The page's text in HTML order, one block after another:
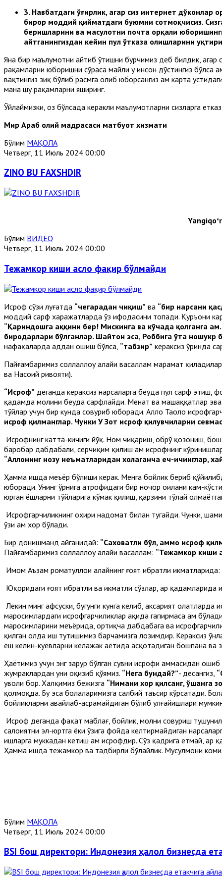
3. Навбатдаги ўғирлик, агар сиз интернет дўконлар
бирор моддий қийматдаги буюмни сотмоқчисиз.
беришларини ва маҳсулотни почта орқали
айтганингиздан кейин пул ўтказа олишларини
Яна бир маълумотни айтиб ўтишни бурчимиз деб билдик, агар
рақамларни юборишни сўраса майли у инсон дўстингиз бўлса
вақтингиз зиқ бўлиб расмга олиб юборсангиз ҳам карта
мана шу рақамларни яширинг.
Ўйлаймизки, оз бўлсада керакли маълумотларни сизларга
Мир Араб олий мадрасаси матбуот хизмати
Бўлим МАҚОЛА
Четверг, 11 Июль 2024 00:00
ZINO BU FAXSHDIR
Бўлим ВИДЕО
Четверг, 11 Июль 2024 00:00
Тежамкор киши асло фақир бўлмайди
Исроф сўзи луғатда “чегарадан чиқиш” ва “бир нарсани
моддий сарф харажатларда ўз ифодасини топади. Қуръони
“Қариндошга ҳаққини бер! Мискинга ва кўчада қолганга
биродарлари бўлганлар. Шайтон эса, Роббига ўта ношукр
нафақаларда ҳаддан ошиш бўлса, “табзир” кераксиз ўринда
Пайғамбаримиз соллаллоҳу алайҳи васаллам марҳамат
ва Насоий ривояти).
“Исроф” деганда кераксиз нарсаларга беҳуда пул сарф
қадамда молини беҳуда сарфлайди. Меҳнат ва машаққатлар
тўйлар учун бир кунда совуриб юборади. Аллоҳ Таоло
исроф қилманглар. Чунки У Зот исроф қилувчиларни
Исрофнинг катта-кичиги йўқ. Ном чиқариш, обрў қозониш,
баробар дабдабали, серчиқим қилиш ҳам исрофнинг
“Аллоҳнинг нозу неъматларидан хоҳлаганча еч-ичинглар,
Ҳамма ишда меъёр бўлиши керак. Менга бойлик бериб
юборади. Унинг ўрнига атрофидаги бир ночор оилани кам-
юрган ёшларни тўйларига кўмак қилиш, қарзини тўлай
Исрофгарчиликнинг охири надомат билан тугайди. Чунки,
ўзи ҳам хор бўлади.
Бир донишманд айганидай: “Саховатли бўл, аммо исроф
Пайғамбаримиз соллаллоҳу алайҳи васаллам: “Тежамкор киши
Имом Аъзам роҳматуллоҳи алайҳнинг ғоят ибратли ҳикматларида:
Юқоридаги ғоят ибратли ва ҳикматли сўзлар, ҳар
Лекин минг афсуски, бугунги кунга келиб, аксарият
маросимлардаги исрофгарчиликлар ҳақида гапирмаса ҳам
маросимларини меъёрида, ортиқча дабдабага ва
қилган ҳолда иш тутишимиз барчамизга лозимдир. Кераксиз
ёш келин-куёвларни келажак ҳаётида асқотадиган бошпана
Ҳаётимиз учун энг зарур бўлган сувни исрофи ҳаммасидан
жумраклардан уни оқизиб қўямиз. “Нега бундай?”- десангиз,
уволи бор. Халқимиз бежизга “Нимани хор қилсанг, ўшанга
қолмоқда. Бу эса болаларимизга салбий таъсир кўрсатади.
бойликларни авайлаб-асрамайдиган бўлиб улғайишлари
Исроф деганда фақат маблағ, бойлик, молни совуриш
салоҳиятни эл-юртга ёки ўзига фойда келтирмайдиган
ишларга муккадан кетиш ҳам исрофдир. Сўз қадрига етмай, ҳар
Ҳамма ишда тежамкор ва тадбирли бўлайлик. Мусулмони
Бўлим МАҚОЛА
Четверг, 11 Июль 2024 00:00
BSI бош директори: Индонезия ҳалол бизнесда